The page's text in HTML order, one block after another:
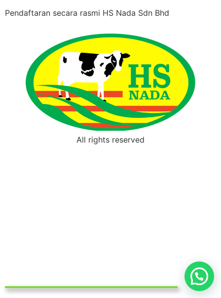
Pendaftaran secara rasmi HS Nada Sdn Bhd
All rights reserved